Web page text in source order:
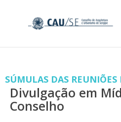
SÚMULAS DAS REUNIÕES
Divulgação em
Conselho